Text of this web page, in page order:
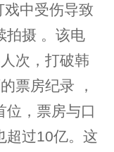
中受伤导致
拍摄 。该电
次，打破韩
票房纪录 ，
位，票房与口
超过10亿。这